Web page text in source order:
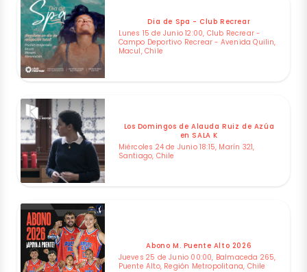
Dia de Spa - Club Recrear
Lunes 15 de Junio 12:00, Club Recrear -
Campo Deportivo Recrear - Avenida Quilin,
Macul, Chile
Los Domingos de Alauda Ruiz de Azúa
en SALA K
Miércoles 24 de Junio 18:15, Marín 321,
Santiago, Chile
Abono M. Puente Alto 2026
Jueves 25 de Junio 00:00, Balmaceda 265,
Puente Alto, Región Metropolitana, Chile